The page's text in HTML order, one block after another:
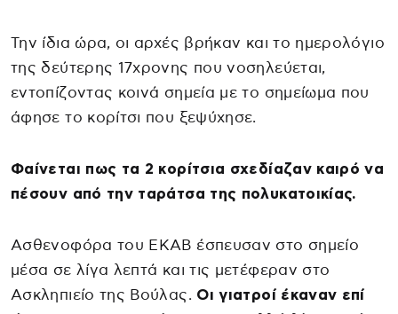
Την ίδια ώρα, οι αρχές βρήκαν και το ημερολόγιο
της δεύτερης 17χρονης που νοσηλεύεται,
εντοπίζοντας κοινά σημεία με το σημείωμα που
άφησε το κορίτσι που ξεψύχησε.
Φαίνεται πως τα 2 κορίτσια σχεδίαζαν καιρό να
πέσουν από την ταράτσα της πολυκατοικίας.
Ασθενοφόρα του ΕΚΑΒ έσπευσαν στο σημείο
μέσα σε λίγα λεπτά και τις μετέφεραν στο
Ασκληπιείο της Βούλας. Οι γιατροί έκαναν επί